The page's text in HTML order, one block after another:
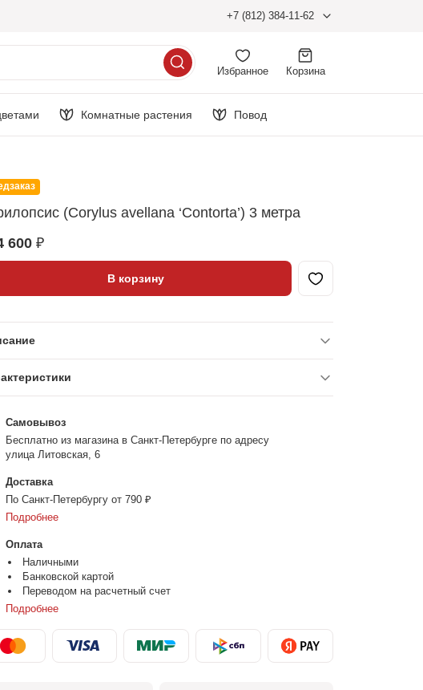
+7 (812) 384-11-62
Избранное Корзина
Комнатные растения Повод
(Corylus avellana ‘Contorta’) 3 метра
600 ₽
В корзину
Самовывоз
Бесплатно из магазина в Санкт-Петербурге по адресу
улица Литовская, 6
Доставка
По Санкт-Петербургу от 790 ₽
Подробнее
Оплата
Наличными
Банковской картой
Переводом на расчетный счет
Подробнее